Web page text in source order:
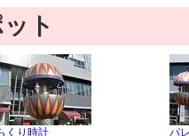
ト
くり時計
パ